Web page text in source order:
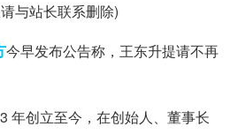
与站长联系删除)
今早发布公告称，王东升提请不再
年创立至今，在创始人、董事长